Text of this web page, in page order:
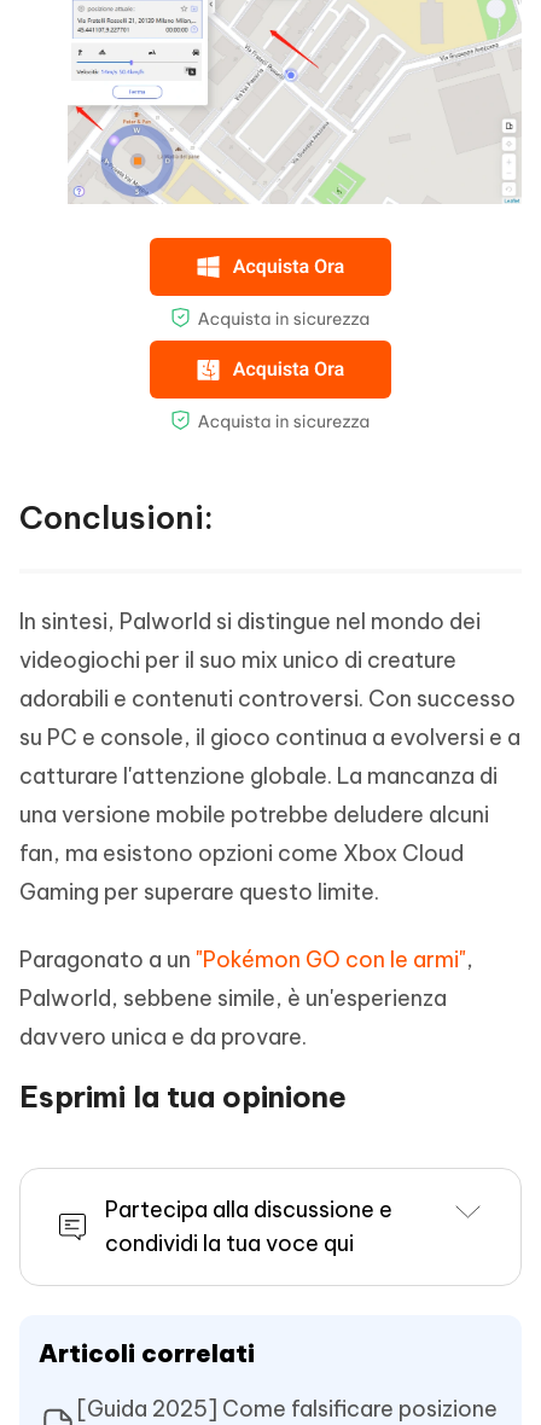
Conclusioni:
In sintesi, Palworld si distingue nel mondo dei
videogiochi per il suo mix unico di creature
adorabili e contenuti controversi. Con successo
su PC e console, il gioco continua a evolversi e a
catturare l'attenzione globale. La mancanza di
una versione mobile potrebbe deludere alcuni
fan, ma esistono opzioni come Xbox Cloud
Gaming per superare questo limite.
Paragonato a un "Pokémon GO con le armi",
Palworld, sebbene simile, è un'esperienza
davvero unica e da provare.
Esprimi la tua opinione
Partecipa alla discussione e
condividi la tua voce qui
Articoli correlati
[Guida 2025] Come falsificare posizione